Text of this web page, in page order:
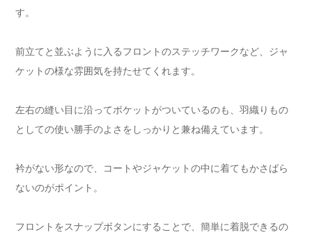
す。
前立てと並ぶように入るフロントのステッチワークなど、ジャ
ケットの様な雰囲気を持たせてくれます。
左右の縫い目に沿ってポケットがついているのも、羽織りもの
としての使い勝手のよさをしっかりと兼ね備えています。
衿がない形なので、コートやジャケットの中に着てもかさばら
ないのがポイント。
フロントをスナップボタンにすることで、簡単に着脱できるの